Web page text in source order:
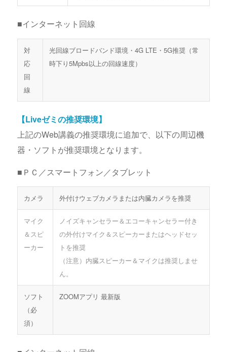
■インターネット回線
対
応
回
線
光回線ブロードバンド環境・4G LTE・5G推奨（常
時下り5Mpbs以上の回線速度）
【Liveゼミの推奨環境】
上記のWeb講義の推奨環境に追加で、以下の周辺機
器・ソフトが推奨環境となります。
■ＰＣ／スマートフォン／タブレット
カメラ 外付けウェブカメラまたは内臓カメラを推奨
マイク
＆スピ
ーカー
ノイズキャンセラー＆エコーキャンセラー付き
の外付けマイク＆スピーカーまたはヘッドセッ
トを推奨
（注意）内臓スピーカー＆マイクは推奨しませ
ん。
ソフト
（必
須）
ZOOMアプリ 最新版